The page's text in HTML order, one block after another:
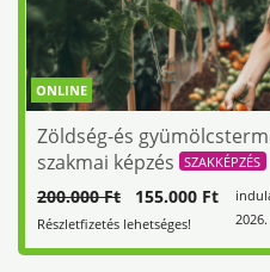
ONLINE
Zöldség-és
szakmai képzés
SZAKKÉPZÉS
200.000 Ft 155.000 Ft
Részletfizetés lehetséges!